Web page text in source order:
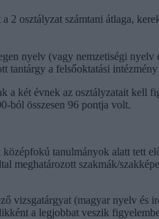
2 osztályzat számtani átlaga,
nyelv (vagy nemzetiségi nyelv
tantárgy a felsőoktatási
a két évnek az osztályzatait kell
ból összesen 96 pontja volt.
tanulmányok alatt tett
meghatározott szakmák/
vizsgatárgyat (magyar nyelv
a legjobbat veszik